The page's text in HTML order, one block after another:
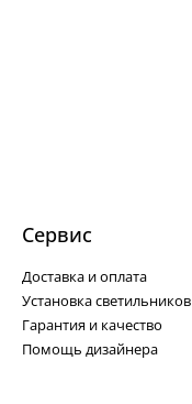
Сервис
Доставка и оплата
Установка светильников
Гарантия и качество
Помощь дизайнера